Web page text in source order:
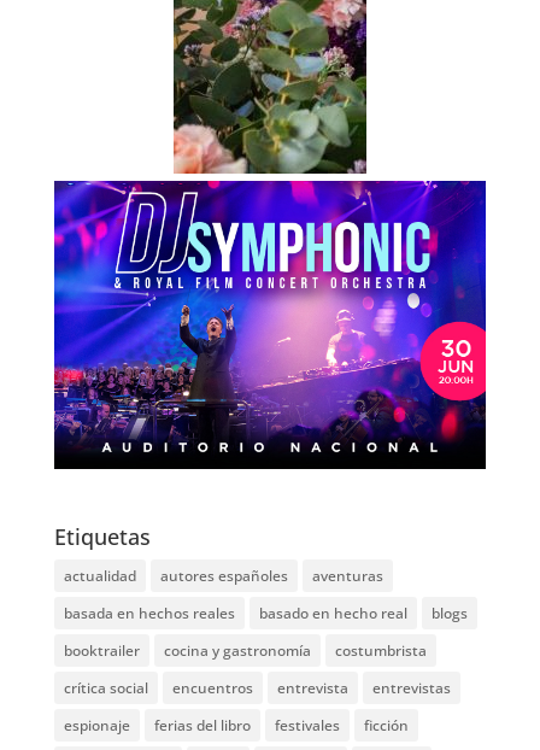
Etiquetas
actualidad autores españoles
aventuras
basada en hechos reales
basado en hecho real
blogs
booktrailer
cocina y gastronomía
costumbrista
crítica social
encuentros entrevista
entrevistas
espionaje
ferias del libro festivales
ficción